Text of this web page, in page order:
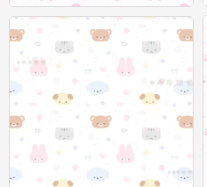
聊天背景图
0